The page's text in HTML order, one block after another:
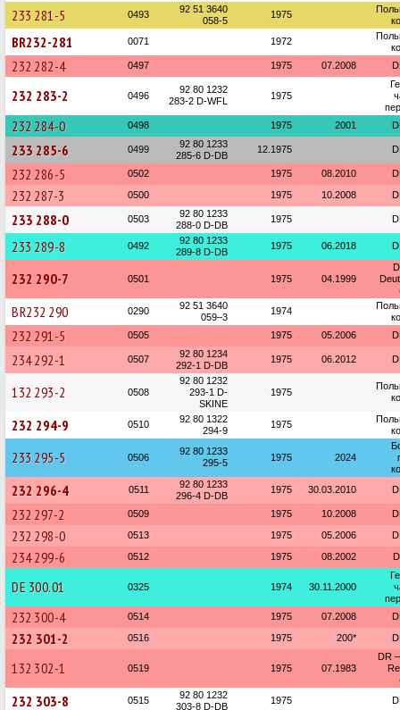
233 281-5 0493
92 51 3640
058-5
1975
BR232-281 0071 1972
232 282-4 0497 1975 07.2008
232 283-2 0496
92 80 1232
283-2 D-WFL
1975
232 284-0 0498 1975 2001
233 285-6 0499
92 80 1233
285-6 D-DB
12.1975
232 286-5 0502 1975 08.2010
232 287-3 0500 1975 10.2008
233 288-0 0503
92 80 1233
288-0 D-DB
1975
233 289-8 0492
92 80 1233
289-8 D-DB
1975 06.2018
232 290-7 0501 1975 04.1999
BR232 290 0290
92 51 3640
059–3
1974
232 291-5 0505 1975 05.2006
234 292-1 0507
92 80 1234
292-1 D-DB
1975 06.2012
132 293-2 0508
92 80 1232
293-1 D-
SKINE
1975
232 294-9 0510
92 80 1322
294-9
1975
233 295-5 0506
92 80 1233
295-5
1975 2024
232 296-4 0511
92 80 1233
296-4 D-DB
1975 30.03.2010
232 297-2 0509 1975 10.2008
232 298-0 0513 1975 05.2006
234 299-6 0512 1975 08.2002
DE 300.01 0325 1974 30.11.2000
232 300-4 0514 1975 07.2008
232 301-2 0516 1975 200*
132 302-1 0519 1975 07.1983
DR
232 303-8 0515
92 80 1232
303-8 D-DB
1975